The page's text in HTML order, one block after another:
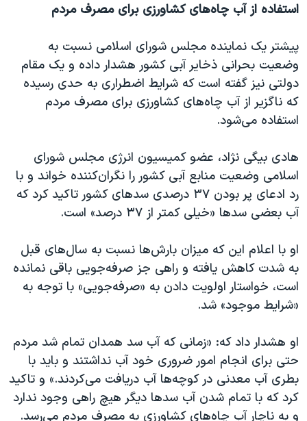
استفاده از آب چاه‌های کشاورزی برای مصرف مردم
پیشتر یک نماینده مجلس شورای اسلامی نسبت به
وضعیت بحرانی ذخایر آبی کشور هشدار داده و یک مقام
دولتی نیز گفته است که شرایط اضطراری به حدی رسیده
که ناگزیر از آب چاه‌های کشاورزی برای مصرف مردم
استفاده می‌شود.
هادی بیگی نژاد، عضو کمیسیون انرژی مجلس شورای
اسلامی وضعیت منابع آبی کشور را نگران‌کننده خواند و با
رد ادعای پر بودن ۳۷ درصدی سدهای کشور تاکید کرد که
آب بعضی سدها «خیلی کمتر از ۳۷ درصد» است.
او با اعلام این که میزان بارش‌ها نسبت به سال‌های قبل
به شدت کاهش یافته و راهی جز صرفه‌جویی باقی نمانده
است، خواستار اولویت دادن به «صرفه‌جویی» با توجه به
«شرایط موجود» شد.
او هشدار داد که: «زمانی که آب سد همدان تمام شد مردم
حتی برای انجام امور ضروری خود آب نداشتند و باید با
بطری آب معدنی در کوچه‌ها آب دریافت می‌کردند.» و تاکید
کرد که با تمام شدن آب سدها دیگر هیچ راهی وجود ندارد
و به ناچار آب چاه‌های کشاورزی به مصرف مردم می‌رسد.